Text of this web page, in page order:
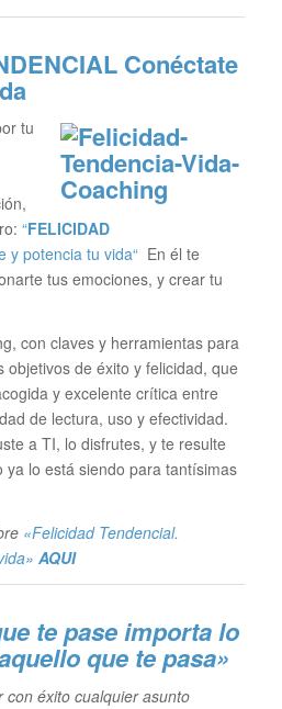
Conéctate
tu
“FELICIDAD
y potencia tu vida“ En él te
tus emociones, y crear tu
con claves y herramientas para
de éxito y felicidad, que
y excelente crítica entre
de lectura, uso y efectividad.
a TI, lo disfrutes, y te resulte
lo está siendo para tantísimas
«Felicidad Tendencial.
AQUI
te pase importa lo
que te pasa»
con éxito cualquier asunto